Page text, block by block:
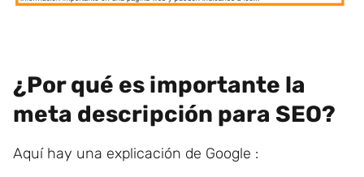
¿Por qué es importante la
meta descripción para SEO?
Aquí hay una explicación de Google :